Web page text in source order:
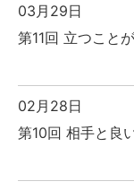
03月29日
第11回 立つこと
02月28日
第10回 相手と良